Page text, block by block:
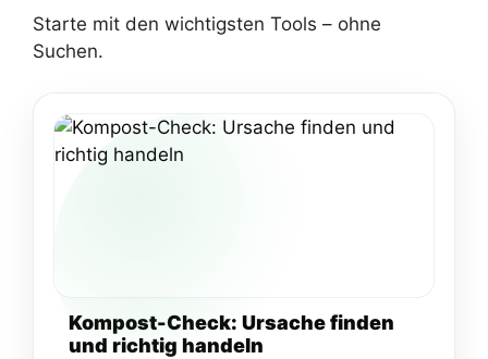
Starte mit den wichtigsten Tools – ohne
Suchen.
Kompost-Check: Ursache finden
und richtig handeln